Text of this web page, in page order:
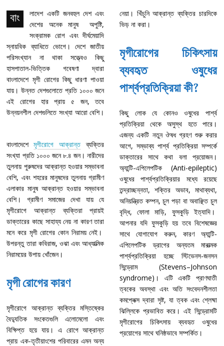
বাং
লাদেশ একটি জনবহুল দেশ এবং
দেশের অনেক মানুষ অপুষ্টি,
সংক্রামক রোগ এবং দীর্ঘমেয়াদি
স্নায়বিক ব্যাধিতে ভোগে। দেশে জাতীয়
পরিসংখ্যান না থাকা সত্ত্বেও কিছু
হাসপাতাল-ভিত্তিক গবেষণা দ্বারা
বাংলাদেশে মৃগী রোগের কিছু ধারণা পাওয়া
যায়। উন্নত দেশগুলোতে প্রতি ১০০০ জনে
এই রোগের হার প্রায় ৫ জন, তবে
উন্নয়নশীল দেশগুলিতে সংখ্যা আরো বেশি।
বাংলাদেশেমৃগীরোগে আক্রান্তব্যক্তির
সংখ্যা প্রতি ১০০০ জনে ৮.৪ জন। নারীদের
তুলনায় পুরুষদের আক্রান্ত হওয়ার সম্ভাবনা
বেশি, এবং শহরের মানুষদের তুলনায় গ্রামীণ
এলাকার মানুষ আক্রান্ত হওয়ার সম্ভাবনা
বেশি। গ্রামীণ সমাজের দেখা যায় যে
মৃগীরোগে আক্রান্ত ব্যক্তিরা প্রায়ই
ডাক্তারের কাছে সাহায্য নেয় না কারণ তারা
মনে করে মৃগী রোগের কোন নিরাময় নেই।
উপরন্তু তারা কবিরাজ, ওঝা এবং আধ্যাত্মিক
নিরাময়ের উপায় খোঁজেন।
মৃগী রোগের কারণ
মৃগীরোগে আক্রান্ত ব্যক্তির মস্তিষ্কের
বৈদ্যুতিক সংকেতগুলি এলোমেলো এবং
বিক্ষিপ্ত হয়ে যায়। এ রোগে আক্রান্ত
প্রায় এক-তৃতীয়াংশের পরিবারের এমন অন্য
নেয়া। খিঁচুনি আক্রান্ত ব্যক্তির চারদিকে
ভিড় না করা।
মৃগীরোগের চিকিৎসায়
ব্যবহৃত ওষুধের
পার্শ্বপ্রতিক্রিয়া কী?
কিছু লোক যে কোনও ওষুধের পার্শ্ব
প্রতিক্রিয়া থেকে অসুস্থ হতে পারে।
এজন্য একটি নতুন ঔষধ গ্রহণ শুরু করার
আগে, সম্ভাব্য পার্শ্ব প্রতিক্রিয়া সম্পর্কে
ডাক্তারের সাথে কথা বলা প্রয়োজন।
অ্যান্টি-এপিলেপটিক (Anti-epileptic)
ওষুধের পার্শ্বপ্রতিক্রিয়ার মধ্যে রয়েছে
তন্দ্রাচ্ছন্নতা, শক্তির অভাব, মাথাব্যথা,
অনিয়ন্ত্রিত কম্পন, চুল পড়া বা অবাঞ্ছিত চুল
বৃদ্ধি, ফোলা মাড়ি, ফুসকুড়ি ইত্যাদি।
আপনার যদি ফুসকুড়ি হয় তবে বিশেষজ্ঞের
সাথে যোগাযোগ করুন, কারণ অ্যান্টি-
এপিলেপটিক ড্রাগের অন্যতম মারাত্মক
পার্শ্বপ্রতিক্রিয়া হচ্ছে স্টিভেনস-জনসন
সিন্ড্রোম (Stevens–Johnson
syndrome)। এটি একটি প্রাণঘাতী
ত্বকের অবস্থা এবং অতি সংবেদনশীলতা
কমপ্লেক্স দ্বারা সৃষ্ট, যা ত্বক এবং শ্লেষ্মা
ঝিল্লিকে প্রভাবিত করে। এই সিন্ড্রোমটি
মৃগীরোগের চিকিৎসায় ব্যবহৃত ওষুধের
প্রয়োগের সাথে ঘনিষ্ঠভাবে সম্পর্কিত।